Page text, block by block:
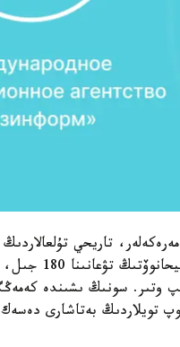
مەرەيلى مەرەكەلەر، تاريحي
20 جىل تولىپ وتىر. سونىڭ
تويلاردىڭ بەتاشارى